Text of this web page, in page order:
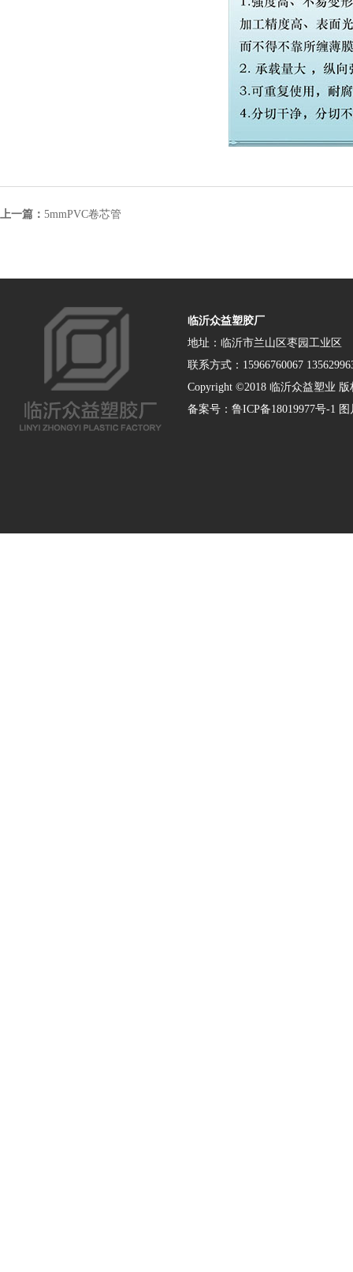
上一篇： 5mmPVC卷芯管
临沂众益塑胶厂
地址：临沂市兰山区枣园工业区
联系方式：15966760067
Copyright ©2018 临沂众益塑业
备案号： 鲁ICP备18019977号-1